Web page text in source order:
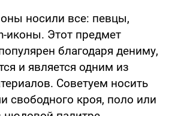
носили все: певцы,
иконы. Этот предмет
благодаря дениму,
и является одним из
Советуем носить
свободного кроя, поло или